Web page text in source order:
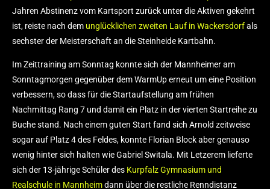
Jahren Abstinenz vom Kartsport zurück unter die Aktiven gekehrt
ist, reiste nach dem unglücklichen zweiten Lauf in Wackersdorfals
sechster der Meisterschaft an die Steinheide Kartbahn.
Im Zeittraining am Sonntag konnte sich der Mannheimer am
Sonntagmorgen gegenüber dem WarmUp erneut um eine Position
verbessern, so dass für die Startaufstellung am frühen
Nachmittag Rang 7 und damit ein Platz in der vierten Startreihe zu
Buche stand. Nach einem guten Start fand sich Arnold zeitweise
sogar auf Platz 4 des Feldes, konnte Florian Block aber genauso
wenig hinter sich halten wie Gabriel Switala. Mit Letzerem lieferte
sich der 13-jährige Schüler des Kurpfalz Gymnasium und
Realschule in Mannheimdann über die restliche Renndistanz